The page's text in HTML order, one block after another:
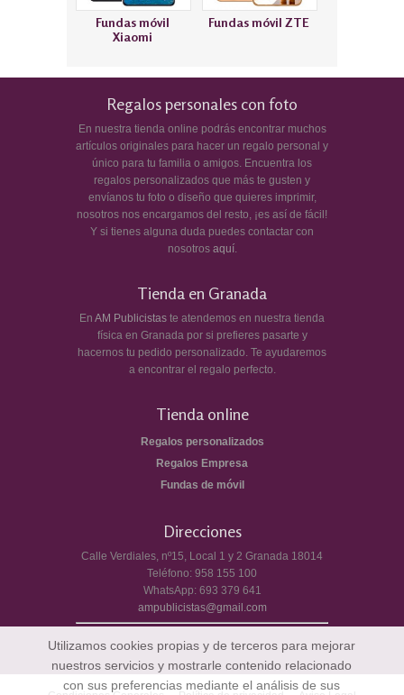
Fundas móvil
Xiaomi
Fundas móvil ZTE
Regalos personales con foto
En nuestra tienda online podrás encontrar muchos
artículos originales para hacer un regalo personal y
único para tu familia o amigos. Encuentra los
regalos personalizados que más te gusten y
envíanos tu foto o diseño que quieres imprimir,
nosotros nos encargamos del resto, ¡es así de fácil!
Y si tienes alguna duda puedes contactar con
nosotros aquí.
Tienda en Granada
En AM Publicistas te atendemos en nuestra tienda
física en Granada por si prefieres pasarte y
hacernos tu pedido personalizado. Te ayudaremos
a encontrar el regalo perfecto.
Tienda online
Regalos personalizados
Regalos Empresa
Fundas de móvil
Direcciones
Calle Verdiales, nº15, Local 1 y 2 Granada 18014
Teléfono: 958 155 100
WhatsApp: 693 379 641
ampublicistas@gmail.com
Utilizamos cookies propias y de terceros para mejorar
nuestros servicios y mostrarle contenido relacionado
con sus preferencias mediante el análisis de sus